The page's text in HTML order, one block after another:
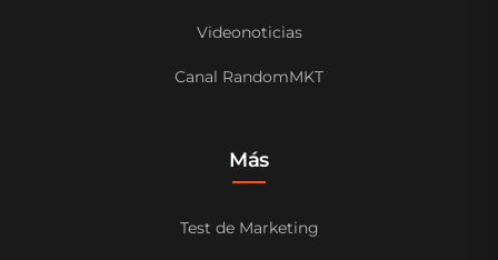
Videonoticias
Canal RandomMKT
Más
Test de Marketing